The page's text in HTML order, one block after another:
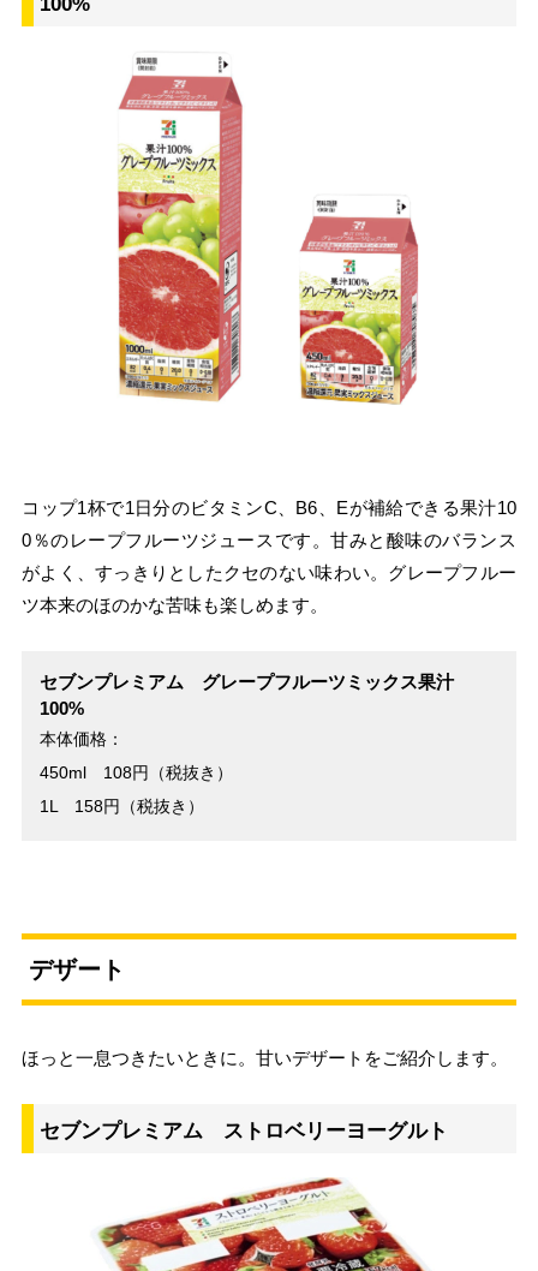
コップ1杯で1日分のビタミンC、B6、Eが補給できる果汁10
0％のレープフルーツジュースです。甘みと酸味のバランス
がよく、すっきりとしたクセのない味わい。グレープフルー
ツ本来のほのかな苦味も楽しめます。
セブンプレミアム グレープフルーツミックス果汁
100%
本体価格：
450ml 108円（税抜き）
1L 158円（税抜き）
デザート
ほっと一息つきたいときに。甘いデザートをご紹介します。
セブンプレミアム ストロベリーヨーグルト